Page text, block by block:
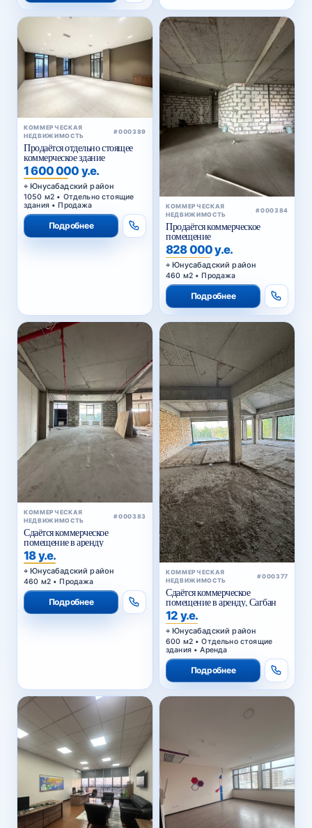
КОММЕРЧЕСКАЯ
НЕДВИЖИМОСТЬ
#000389
Продаётся отдельно стоящее
коммерческое здание
1 600 000 у.е.
Юнусабадский район
1050 м2 • Отдельно стоящие
здания • Продажа
Подробнее
КОММЕРЧЕСКАЯ
НЕДВИЖИМОСТЬ
#000384
Продаётся коммерческое
помещение
828 000 у.е.
Юнусабадский район
460 м2 • Продажа
Подробнее
КОММЕРЧЕСКАЯ
НЕДВИЖИМОСТЬ
#000383
Сдаётся коммерческое
помещение в аренду
18 у.е.
Юнусабадский район
460 м2 • Продажа
Подробнее
КОММЕРЧЕСКАЯ
НЕДВИЖИМОСТЬ
#000377
Сдаётся коммерческое
помещение в аренду, Сагбан
12 у.е.
Юнусабадский район
600 м2 • Отдельно стоящие
здания • Аренда
Подробнее